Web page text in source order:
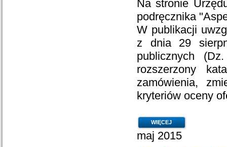
Na stronie
podręcznika
W publikacji
z dnia 29
publicznych
rozszerzony
zamówienia,
kryteriów oceny
WIĘCEJ
maj 2015